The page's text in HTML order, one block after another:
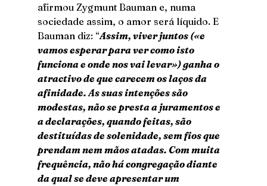
afirmou Zygmunt Bauman e, numa
sociedade assim, o amor será líquido. E
Bauman diz: “Assim, viver juntos («e
vamos esperar para ver como isto
funciona e onde nos vai levar») ganha o
atractivo de que carecem os laços da
afinidade. As suas intenções são
modestas, não se presta a juramentos e
a declarações, quando feitas, são
destituídas de solenidade, sem fios que
prendam nem mãos atadas. Com muita
frequência, não há congregação diante
da qual se deve apresentar um